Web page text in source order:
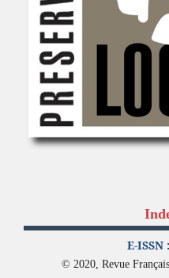
E-ISSN
© 2020, Revue